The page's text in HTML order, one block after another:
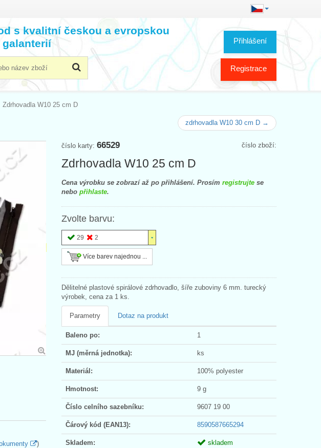
Přihlášení
Registrace
s kvalitní českou a evropskou
Zdrhovadla W10 25 cm D
zdrhovadla W10 30 cm D →
číslo zboží:
číslo karty: 66529
Zdrhovadla W10 25 cm D
Cena výrobku se zobrazí až po přihlášení. Prosím registrujte se
nebo přihlaste.
Zvolte barvu:
29 2
Více barev najednou ...
Dělitelné plastové spirálové zdrhovadlo, šíře zuboviny 6 mm. turecký
výrobek, cena za 1 ks.
Parametry Dotaz na produkt
Baleno po: 1
MJ (měrná jednotka): ks
Materiál: 100% polyester
Hmotnost: 9 g
Číslo celního sazebníku: 9607 19 00
Čárový kód (EAN13): 8590587665294
Skladem: skladem
)